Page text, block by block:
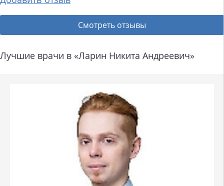
Смотреть отзывы
Лучшие врачи в «Ларин Никита Андреевич»